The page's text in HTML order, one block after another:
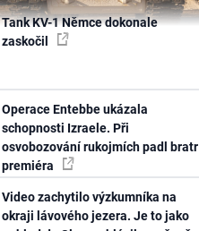
Tank KV-1 Němce dokonale
zaskočil
Operace Entebbe ukázala
schopnosti Izraele. Při
osvobozování rukojmích padl bratr
premiéra
Video zachytilo výzkumníka na
okraji lávového jezera. Je to jako